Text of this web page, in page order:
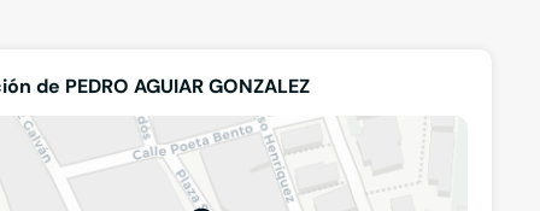
de PEDRO AGUIAR GONZALEZ